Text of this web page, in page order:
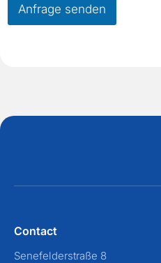
Anfrage senden
Contact
Senefelderstraße 8